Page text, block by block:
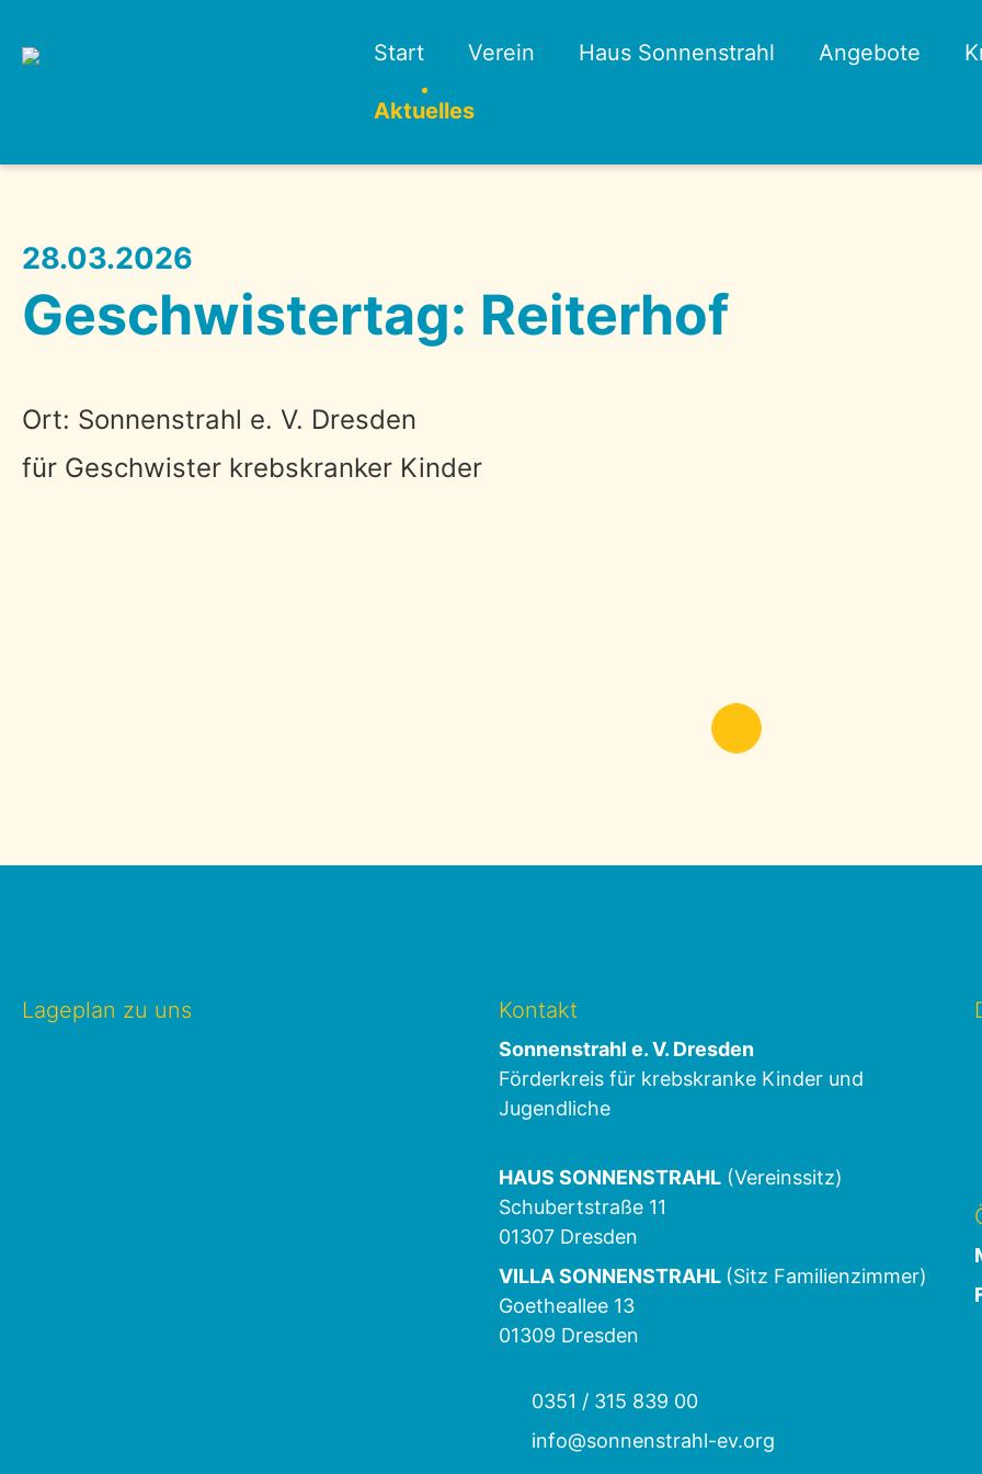
Start Verein Haus Sonnenstrahl Angebote
Aktuelles
28.03.2026
Geschwistertag: Reiterhof
Ort: Sonnenstrahl e. V. Dresden
für Geschwister krebskranker Kinder
Lageplan zu uns Kontakt
Sonnenstrahl e. V. Dresden
Förderkreis für krebskranke Kinder und
Jugendliche
HAUS SONNENSTRAHL (Vereinssitz)
Schubertstraße 11
01307 Dresden
VILLA SONNENSTRAHL (Sitz Familienzimmer)
Goetheallee 13
01309 Dresden
0351 / 315 839 00
info@sonnenstrahl-ev.org